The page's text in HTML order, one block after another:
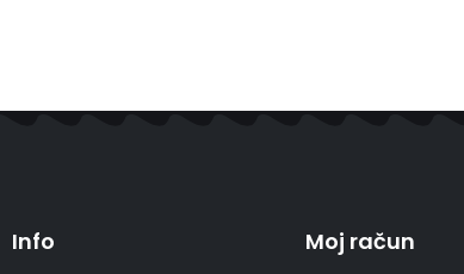
Info Moj račun